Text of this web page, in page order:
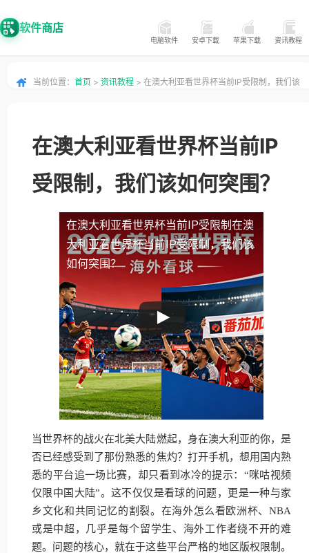
软件商店
电脑软件 安卓下载 苹果下载 资讯教程
当前位置： 首页 > 资讯教程 > 在澳大利亚看世界杯当前IP受限制，我们该
在澳大利亚看世界杯当前IP
受限制，我们该如何突围？
在澳大利亚看世界杯当前IP受限制 在澳
大利亚看世界杯当前IP受限制，我们该
如何突围？
当世界杯的战火在北美大陆燃起，身在澳大利亚的你，是
否已经感受到了那份熟悉的焦灼？打开手机，想用国内熟
悉的平台追一场比赛，却只看到冰冷的提示：“咪咕视频
仅限中国大陆”。这不仅仅是看球的问题，更是一种与家
乡文化和共同记忆的割裂。在海外怎么看欧洲杯、NBA
或是中超，几乎是每个留学生、海外工作者绕不开的难
题。问题的核心，就在于这些平台严格的地区版权限制。